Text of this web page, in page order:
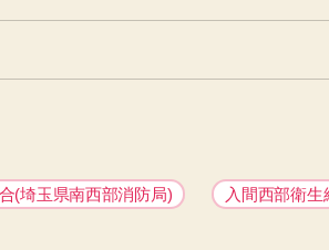
(埼玉県南西部消防局) 入間西部衛生